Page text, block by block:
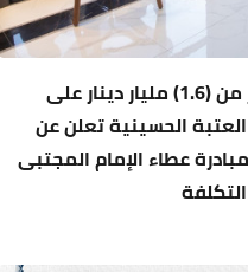
تم خلالها إنفاق أكثر من (1.6) مليار دينار على
الحسينية تعلن عن
عطاء الإمام المجتبى